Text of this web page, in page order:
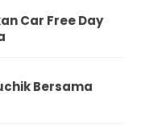
Car Free Day
Bersama